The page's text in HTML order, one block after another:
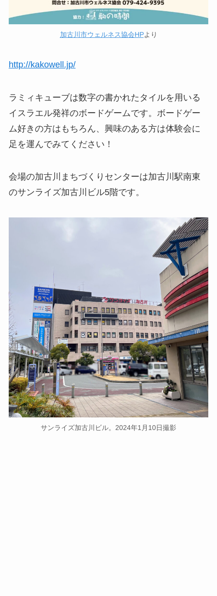
加古川市ウェルネス協会HPより
http://kakowell.jp/
ラミィキューブは数字の書かれたタイルを用いる
イスラエル発祥のボードゲームです。ボードゲー
ム好きの方はもちろん、興味のある方は体験会に
足を運んでみてください！
会場の加古川まちづくりセンターは加古川駅南東
のサンライズ加古川ビル5階です。
サンライズ加古川ビル。2024年1月10日撮影